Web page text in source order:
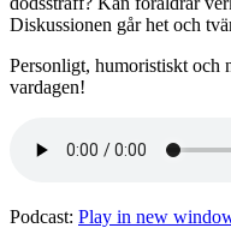
Diskussionen går het och
Personligt, humoristiskt och
vardagen!
Podcast: Play in new